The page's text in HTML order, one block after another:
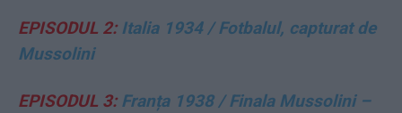
EPISODUL 2:Italia 1934 / Fotbalul, capturat de
Mussolini
EPISODUL 3:Franța 1938 / Finala Mussolini –